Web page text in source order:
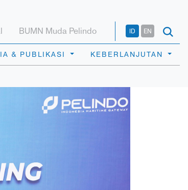
BUMN Muda Pelindo ID EN
& PUBLIKASI KEBERLANJUTAN